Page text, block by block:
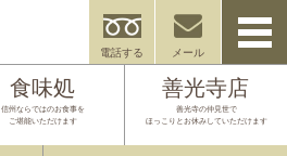
電話する メール
食味処
信州ならではのお食事を
ご堪能いただけます
善光寺店
善光寺の仲見世で
ほっこりとお休みしていただけます